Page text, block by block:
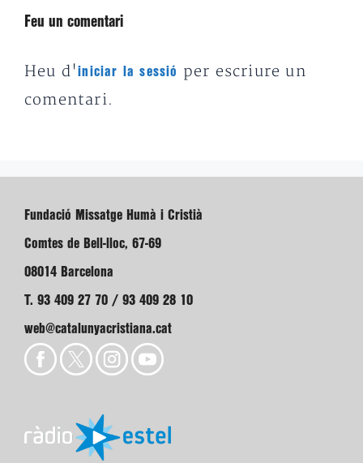
Feu un comentari
Heu d'iniciar la sessió
per escriure un
comentari.
Fundació Missatge Humà i Cristià
Comtes de Bell-lloc, 67-69
08014 Barcelona
T. 93 409 27 70 / 93 409 28 10
web@catalunyacristiana.cat